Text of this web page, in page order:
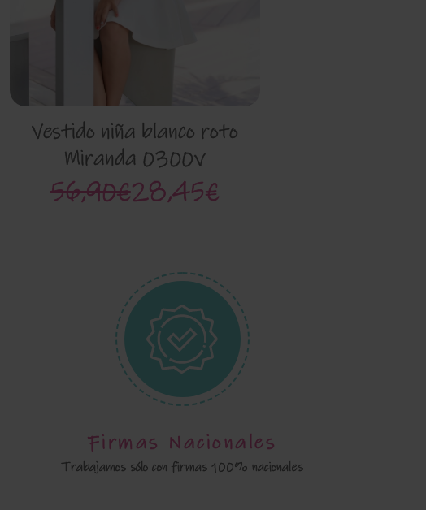
Vestido niña blanco roto
Miranda 0300v
56,90€28,45€
Firmas Nacionales
Trabajamos sólo con firmas 100% nacionales